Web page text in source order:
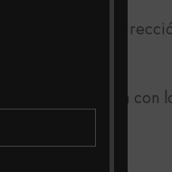
una
a toda Colombia con